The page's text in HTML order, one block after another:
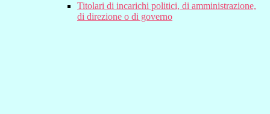
Titolari di incarichi politici, di amministrazione,
di direzione o di governo